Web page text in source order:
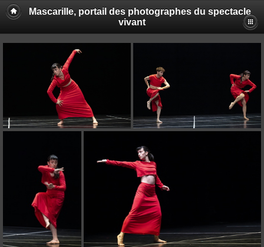
Mascarille, portail des photographes du spectacle
vivant